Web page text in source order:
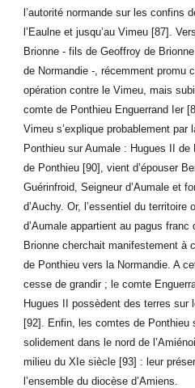
l’autorité normande sur les confins
l’Eaulne et jusqu’au Vimeu [87].
Brionne - fils de Geoffroy de
de Normandie -, récemment promu
opération contre le Vimeu, mais
comte de Ponthieu Enguerrand Ier
Vimeu s’explique probablement
Ponthieu sur Aumale : Hugues II de
de Ponthieu [90], vient d’épouser
Guérinfroid, Seigneur d’Aumale et
d’Auchy. Or, l’essentiel du territoire
d’Aumale appartient au pagus
Brionne cherchait manifestement à
de Ponthieu vers la Normandie. A
cesse de grandir ; le comte
Hugues II possèdent des terres sur
[92]. Enfin, les comtes de Ponthieu
solidement dans le nord de
milieu du XIe siècle [93] : leur
l’ensemble du diocèse d’Amiens.